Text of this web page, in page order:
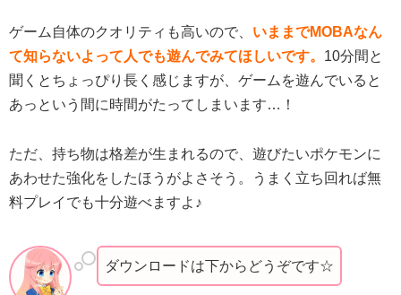
ゲーム自体のクオリティも高いので、 いままでMOBAなん
て知らないよって人でも遊んでみてほしいです。 10分間と
聞くとちょっぴり長く感じますが、ゲームを遊んでいると
あっという間に時間がたってしまいます…！
ただ、持ち物は格差が生まれるので、遊びたいポケモンに
あわせた強化をしたほうがよさそう。うまく立ち回れば無
料プレイでも十分遊べますよ♪
ダウンロードは下からどうぞです☆